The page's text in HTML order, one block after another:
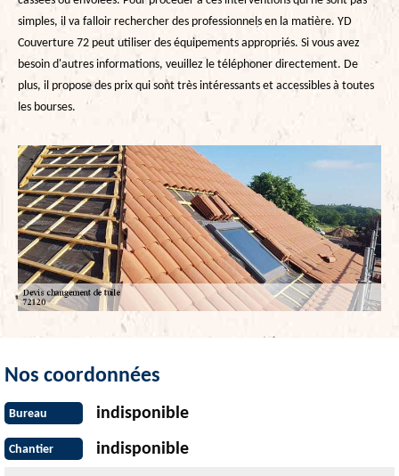
simples, il va falloir rechercher des professionnels en la matière. YD
Couverture 72 peut utiliser des équipements appropriés. Si vous avez
besoin d'autres informations, veuillez le téléphoner directement. De
plus, il propose des prix qui sont très intéressants et accessibles à toutes
les bourses.
Nos coordonnées
Bureau indisponible
Chantier indisponible